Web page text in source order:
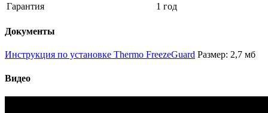
Гарантия
1 год
Документы
Инструкция по установке Thermo FreezeGuard Размер: 2,7 мб
Видео